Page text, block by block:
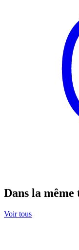
Dans la même
Voir tous